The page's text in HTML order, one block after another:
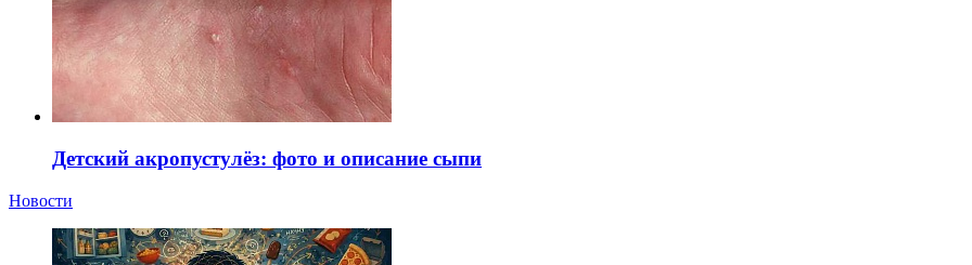
Детский акропустулёз: фото и описание сыпи
Новости